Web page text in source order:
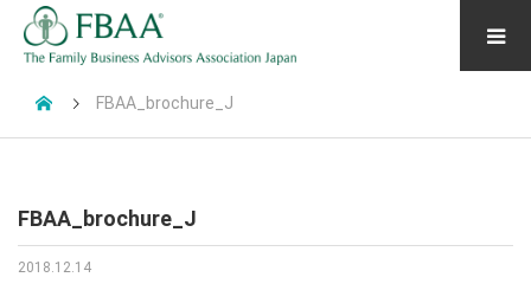
FBAA_brochure_J
FBAA_brochure_J
2018.12.14